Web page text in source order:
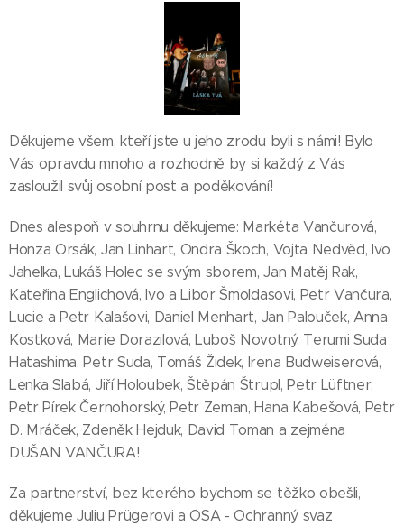
Děkujeme všem, kteří jste u jeho zrodu byli s námi! Bylo
Vás opravdu mnoho a rozhodně by si každý z Vás
zasloužil svůj osobní post a poděkování!
Dnes alespoň v souhrnu děkujeme: Markéta Vančurová,
Honza Orsák, Jan Linhart, Ondra Škoch, Vojta Nedvěd, Ivo
Jahelka, Lukáš Holec se svým sborem, Jan Matěj Rak,
Kateřina Englichová, Ivo a Libor Šmoldasovi, Petr Vančura,
Lucie a Petr Kalašovi, Daniel Menhart, Jan Palouček, Anna
Kostková, Marie Dorazilová, Luboš Novotný, Terumi Suda
Hatashima, Petr Suda, Tomáš Židek, Irena Budweiserová,
Lenka Slabá, Jiří Holoubek, Štěpán Štrupl, Petr Lüftner,
Petr Pírek Černohorský, Petr Zeman, Hana Kabešová, Petr
D. Mráček, Zdeněk Hejduk, David Toman a zejména
DUŠAN VANČURA!
Za partnerství, bez kterého bychom se těžko obešli,
děkujeme Juliu Prügerovi a OSA - Ochranný svaz